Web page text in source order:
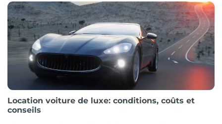
Location voiture de luxe: conditions, coûts et
conseils